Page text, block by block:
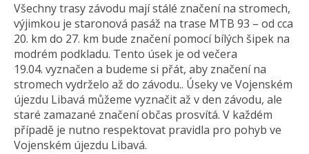
Všechny trasy závodu mají stálé značení na stromech,
výjimkou je staronová pasáž na trase MTB 93 – od cca
20. km do 27. km bude značení pomocí bílých šipek na
modrém podkladu. Tento úsek je od večera
19.04. vyznačen a budeme si přát, aby značení na
stromech vydrželo až do závodu.. Úseky ve Vojenském
újezdu Libavá můžeme vyznačit až v den závodu, ale
staré zamazané značení občas prosvítá. V každém
případě je nutno respektovat pravidla pro pohyb ve
Vojenském újezdu Libavá.